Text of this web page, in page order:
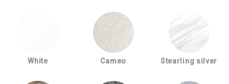
White Cameo Stearling silver